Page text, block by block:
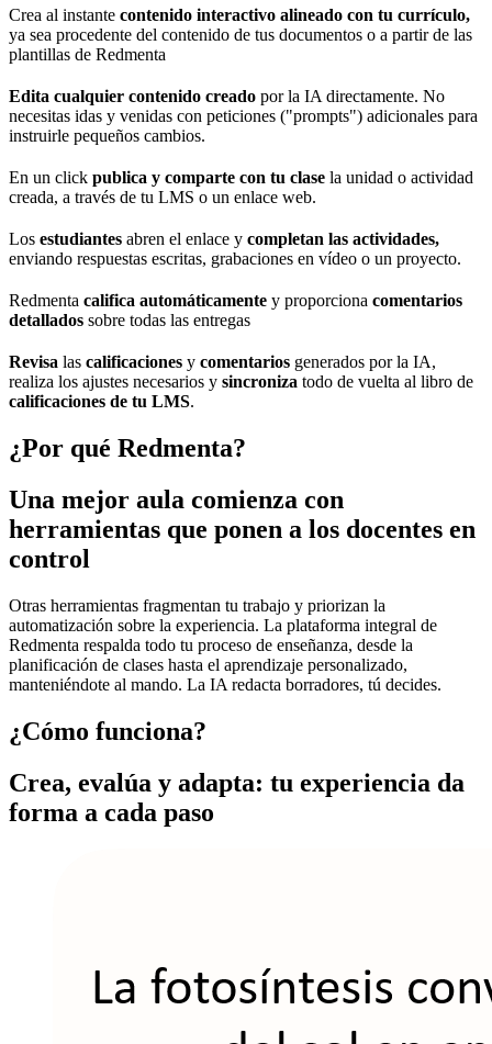
Crea al instante contenido interactivo alineado con tu currículo,
ya sea procedente del contenido de tus documentos o a partir de las
plantillas de Redmenta
Edita cualquier contenido creado por la IA directamente. No
necesitas idas y venidas con peticiones ("prompts") adicionales para
instruirle pequeños cambios.
En un click publica y comparte con tu clase la unidad o actividad
creada, a través de tu LMS o un enlace web.
Los estudiantes abren el enlace y completan las actividades,
enviando respuestas escritas, grabaciones en vídeo o un proyecto.
Redmenta califica automáticamente y proporciona comentarios
detallados sobre todas las entregas
Revisa las calificaciones y comentarios generados por la IA,
realiza los ajustes necesarios y sincroniza todo de vuelta al libro de
calificaciones de tu LMS.
¿Por qué Redmenta?
Una mejor aula comienza con
herramientas que ponen a los docentes en
control
Otras herramientas fragmentan tu trabajo y priorizan la
automatización sobre la experiencia. La plataforma integral de
Redmenta respalda todo tu proceso de enseñanza, desde la
planificación de clases hasta el aprendizaje personalizado,
manteniéndote al mando. La IA redacta borradores, tú decides.
¿Cómo funciona?
Crea, evalúa y adapta: tu experiencia da
forma a cada paso